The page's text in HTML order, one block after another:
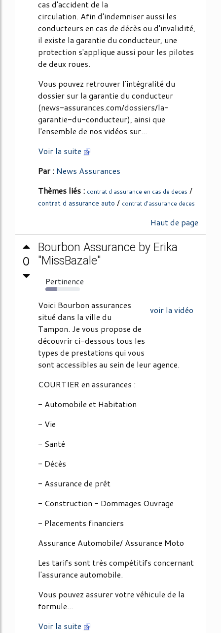
cas d'accident de la
circulation. Afin d'indemniser aussi les
conducteurs en cas de décès ou d'invalidité,
il existe la garantie du conducteur, une
protection s'applique aussi pour les pilotes
de deux roues.
Vous pouvez retrouver l'intégralité du
dossier sur la garantie du conducteur
(news-assurances.com/dossiers/la-
garantie-du-conducteur), ainsi que
l'ensemble de nos vidéos sur...
Voir la suite
Par : News Assurances
Thèmes liés : contrat d assurance en cas de deces /
contrat d assurance auto / contrat d'assurance deces
Haut de page
0
Bourbon Assurance by Erika
"MissBazale"
Pertinence
33%
voir la vidéo
Voici Bourbon assurances
situé dans la ville du
Tampon. Je vous propose de
découvrir ci-dessous tous les
types de prestations qui vous
sont accessibles au sein de leur agence.
COURTIER en assurances :
- Automobile et Habitation
- Vie
- Santé
- Décès
- Assurance de prêt
- Construction - Dommages Ouvrage
- Placements financiers
Assurance Automobile/ Assurance Moto
Les tarifs sont très compétitifs concernant
l'assurance automobile.
Vous pouvez assurer votre véhicule de la
formule...
Voir la suite